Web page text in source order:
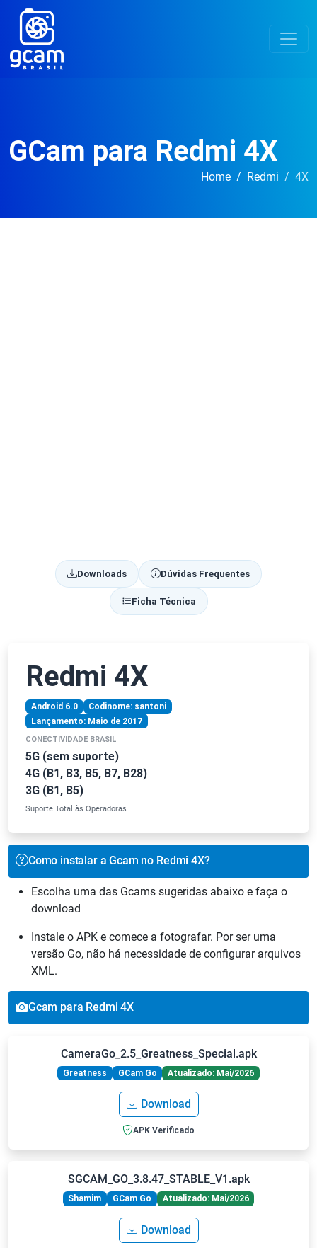
GCam para Redmi 4X
Home Redmi 4X
Downloads Dúvidas Frequentes
Ficha Técnica
Redmi 4X
Android 6.0
Codinome: santoni
Lançamento: Maio de 2017
CONECTIVIDADE BRASIL
5G (sem suporte)
4G (B1, B3, B5, B7, B28)
3G (B1, B5)
Suporte Total às Operadoras
Como instalar a Gcam no Redmi 4X?
Escolha uma das Gcams sugeridas abaixo e faça o
download
Instale o APK e comece a fotografar. Por ser uma
versão Go, não há necessidade de configurar arquivos
XML.
Gcam para Redmi 4X
CameraGo_2.5_Greatness_Special.apk
Greatness GCam Go Atualizado: Mai/2026
Download
APK Verificado
SGCAM_GO_3.8.47_STABLE_V1.apk
Shamim GCam Go Atualizado: Mai/2026
Download